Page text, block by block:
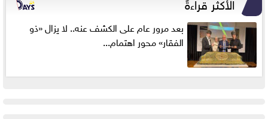
بعد مرور عام على الكشف عنه.. لا يزال «ذو
الفقار» محور اهتمام...